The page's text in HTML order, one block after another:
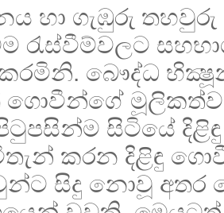
හා ගැඹුරු
රැස්වීම්වලට
බෞද්ධ
සිටියේ
කරන දිළිඳු
සිදු නොවූ අතර